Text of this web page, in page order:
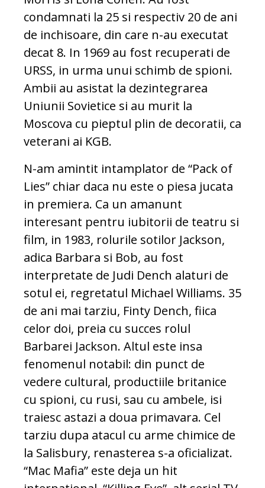
condamnati la 25 si respectiv 20 de ani
de inchisoare, din care n-au executat
decat 8. In 1969 au fost recuperati de
URSS, in urma unui schimb de spioni.
Ambii au asistat la dezintegrarea
Uniunii Sovietice si au murit la
Moscova cu pieptul plin de decoratii, ca
veterani ai KGB.
N-am amintit intamplator de “Pack of
Lies” chiar daca nu este o piesa jucata
in premiera. Ca un amanunt
interesant pentru iubitorii de teatru si
film, in 1983, rolurile sotilor Jackson,
adica Barbara si Bob, au fost
interpretate de Judi Dench alaturi de
sotul ei, regretatul Michael Williams. 35
de ani mai tarziu, Finty Dench, fiica
celor doi, preia cu succes rolul
Barbarei Jackson. Altul este insa
fenomenul notabil: din punct de
vedere cultural, productiile britanice
cu spioni, cu rusi, sau cu ambele, isi
traiesc astazi a doua primavara. Cel
tarziu dupa atacul cu arme chimice de
la Salisbury, renasterea s-a oficializat.
“Mac Mafia” este deja un hit